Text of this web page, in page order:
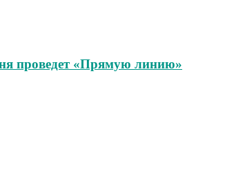
проведет «Прямую линию»